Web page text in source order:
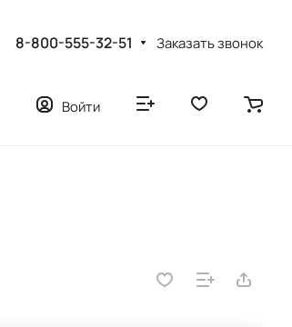
8-800-555-32-51 Заказать звонок
Войти